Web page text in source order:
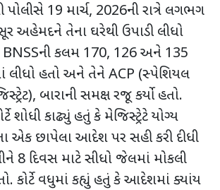
પોલીસે 19 માર્ચ, 2026ની રાત્રે લગભગ
અહેમદને તેના ઘરેથી ઉપાડી લીધો
BNSSની કલમ 170, 126 અને 135
લીધો હતો અને તેનેACP (સ્પેશિયલ
, બારાની સમક્ષ રજૂ કર્યો હતો.
શોધી કાઢ્યું હતું કે મેજિસ્ટ્રેટે યોગ્ય
એક છાપેલા આદેશ પર સહી કરી દીધી
8 દિવસ માટે સીધો જેલમાં મોકલી
કોર્ટે વધુમાં કહ્યું હતું કે આદેશમાં ક્યાંય